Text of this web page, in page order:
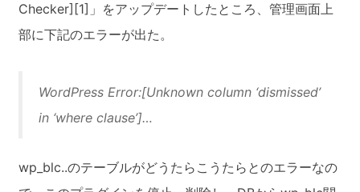
Checker][1]」をアップデートしたところ、管理画面上
部に下記のエラーが出た。
WordPress Error:[Unknown column ‘dismissed’
in ‘where clause’]…
wp_blc..のテーブルがどうたらこうたらとのエラーなの